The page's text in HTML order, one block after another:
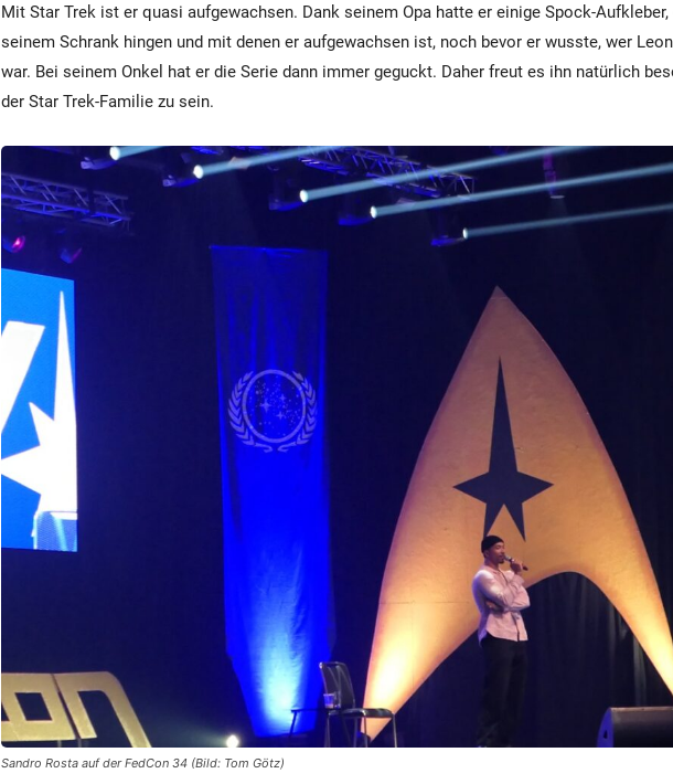
Mit Star Trek ist er quasi aufgewachsen. Dank seinem Opa hatte er einige Spock-Aufkleber,
seinem Schrank hingen und mit denen er aufgewachsen ist, noch bevor er wusste, wer
war. Bei seinem Onkel hat er die Serie dann immer geguckt. Daher freut es ihn natürlich
der Star Trek-Familie zu sein.
Sandro Rosta auf der FedCon 34 (Bild: Tom Götz)